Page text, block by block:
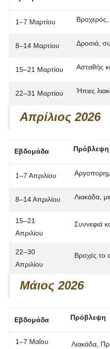
1–7 Μαρτίου
8–14 Μαρτίου Δροσιά,
15–21 Μαρτίου Ασταθής
22–31 Μαρτίου Ήπιες
Απρίλιος 2026
Εβδομάδα Πρόβλεψη
1–7 Απριλίου
8–14 Απριλίου Λιακάδα,
15–21
Απριλίου
Συννεφιά
22–30
Απριλίου
Βροχές το
Μάιος 2026
Εβδομάδα Πρόβλεψη
1–7 Μαΐου Λιακάδα,